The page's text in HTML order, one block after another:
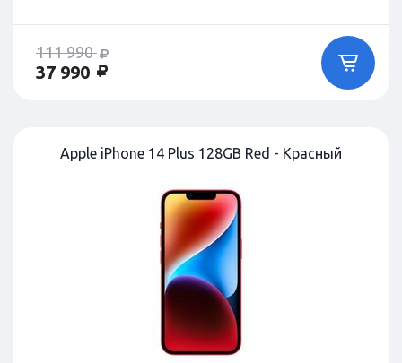
111 990
37 990
Apple iPhone 14 Plus 128GB Red - Красный